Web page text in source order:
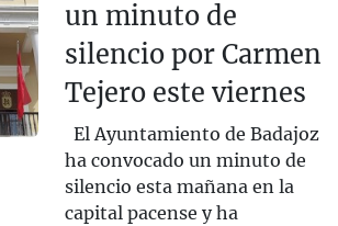
un minuto de
silencio por Carmen
Tejero este viernes
El Ayuntamiento de Badajoz
ha convocado un minuto de
silencio esta mañana en la
capital pacense y ha